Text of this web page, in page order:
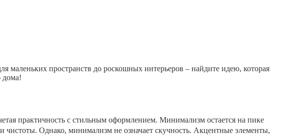
пространств до роскошных интерьеров – найдите идею, которая
дома!
практичность с стильным оформлением. Минимализм остается на пике
чистоты. Однако, минимализм не означает скучность. Акцентные элементы,